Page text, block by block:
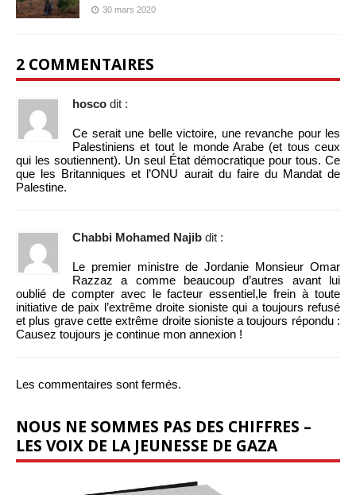
30 mars 2020
2 COMMENTAIRES
hosco dit :
Ce serait une belle victoire, une revanche pour les
Palestiniens et tout le monde Arabe (et tous ceux
qui les soutiennent). Un seul État démocratique pour tous. Ce
que les Britanniques et l’ONU aurait du faire du Mandat de
Palestine.
Chabbi Mohamed Najib dit :
Le premier ministre de Jordanie Monsieur Omar
Razzaz a comme beaucoup d’autres avant lui
oublié de compter avec le facteur essentiel,le frein à toute
initiative de paix l’extrême droite sioniste qui a toujours refusé
et plus grave cette extrême droite sioniste a toujours répondu :
Causez toujours je continue mon annexion !
Les commentaires sont fermés.
NOUS NE SOMMES PAS DES CHIFFRES –
LES VOIX DE LA JEUNESSE DE GAZA